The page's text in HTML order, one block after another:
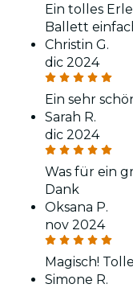
Ein tolles
Ballett
Christin G.
dic 2024
Ein sehr
Sarah R.
dic 2024
Was für ein
Dank
Oksana P.
nov 2024
Magisch!
Simone R.